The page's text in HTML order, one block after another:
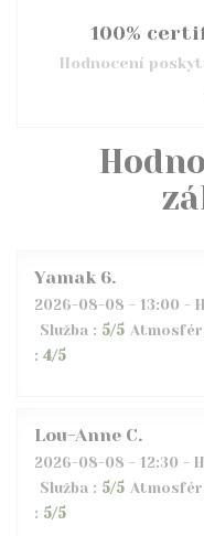
Yamak 6
2026-08-08 - 13:00 -
Služba : 5/5
: 4/5
Lou-Anne C
2026-08-08 - 12:30 -
Služba : 5/5
: 5/5
100%
Hodnocení